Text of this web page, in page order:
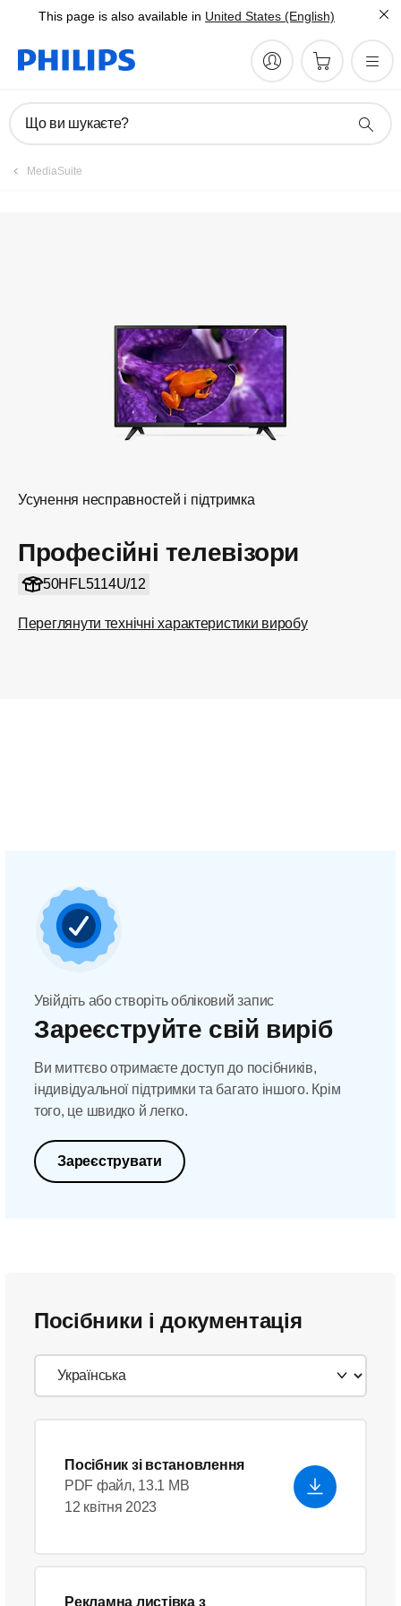
This page is also available in United States (English)
Що ви шукаєте?
MediaSuite
Усунення несправностей і підтримка
Професійні телевізори
50HFL5114U/12
Переглянути технічні характеристики виробу
Увійдіть або створіть обліковий запис
Зареєструйте свій виріб
Ви миттєво отримаєте доступ до посібників,
індивідуальної підтримки та багато іншого. Крім
того, це швидко й легко.
Зареєструвати
Посібники і документація
Посібник зі встановлення
PDF файл, 13.1 MB
12 квітня 2023
Рекламна листівка з